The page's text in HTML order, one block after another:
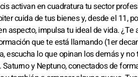
activan en cuadratura tu sector
cuida de tus bienes y, desde el 11,
aspecto, impulsa tu ideal de vida.
que te está llamando (1er
escucha lo que opinan los demás y
y Neptuno, conectados de